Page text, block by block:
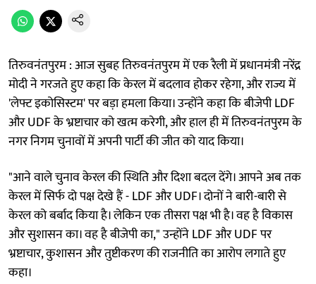
तिरुवनंतपुरम : आज सुबह तिरुवनंतपुरम में एक रैली में प्रधानमंत्री नरेंद्र
मोदी ने गरजते हुए कहा कि केरल में बदलाव होकर रहेगा, और राज्य में
'लेफ्ट इकोसिस्टम' पर बड़ा हमला किया। उन्होंने कहा कि बीजेपी LDF
और UDF के भ्रष्टाचार को खत्म करेगी, और हाल ही में तिरुवनंतपुरम के
नगर निगम चुनावों में अपनी पार्टी की जीत को याद किया।
"आने वाले चुनाव केरल की स्थिति और दिशा बदल देंगे। आपने अब तक
केरल में सिर्फ दो पक्ष देखे हैं - LDF और UDF। दोनों ने बारी-बारी से
केरल को बर्बाद किया है। लेकिन एक तीसरा पक्ष भी है। वह है विकास
और सुशासन का। वह है बीजेपी का," उन्होंने LDF और UDF पर
भ्रष्टाचार, कुशासन और तुष्टीकरण की राजनीति का आरोप लगाते हुए
कहा।